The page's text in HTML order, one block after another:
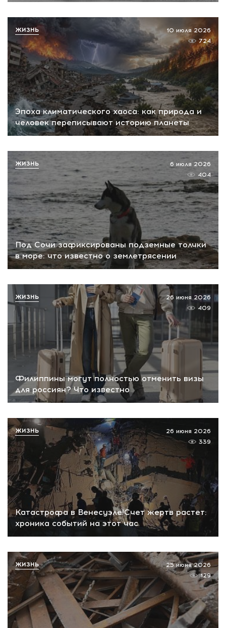
Эпоха климатического хаоса: как природа и
человек переписывают историю планеты
10 июля 2026
724
ЖИЗНЬ
Под Сочи зафиксированы подземные толчки
в море: что известно о землетрясении
6 июля 2026
404
ЖИЗНЬ
Филиппины могут полностью отменить визы
для россиян? Что известно
26 июня 2026
409
ЖИЗНЬ
Катастрофа в Венесуэле!Счет жертв растет:
хроника событий на этот час
26 июня 2026
339
ЖИЗНЬ
25 июня 2026
129
ЖИЗНЬ